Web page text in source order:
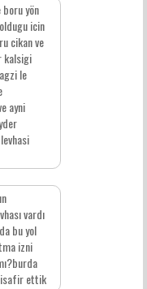
yön
icin
cikan ve
kalsigi
le
ayni
vardı
bu yol
izni
ettik